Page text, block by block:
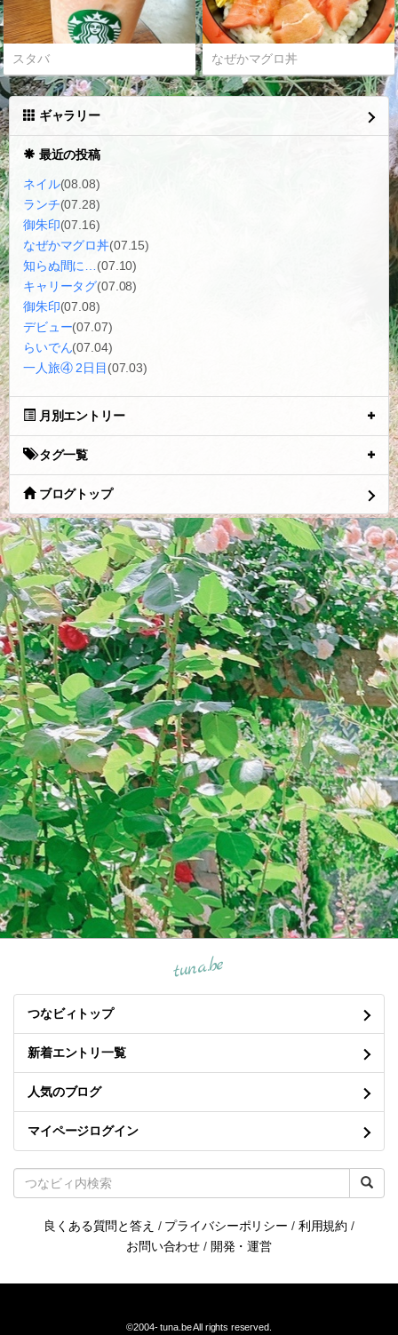
スタバ なぜかマグロ丼
ギャラリー
最近の投稿
ネイル(08.08)
ランチ(07.28)
御朱印(07.16)
なぜかマグロ丼(07.15)
知らぬ間に…(07.10)
キャリータグ(07.08)
御朱印(07.08)
デビュー(07.07)
らいでん(07.04)
一人旅④ 2日目 (07.03)
月別エントリー
タグ一覧
ブログトップ
tuna.be
つなビィトップ
新着エントリ一覧
人気のブログ
マイページログイン
良くある質問と答え / プライバシーポリシー / 利用規約 /
お問い合わせ / 開発・運営
©2004-tuna.beAll rights reserved.